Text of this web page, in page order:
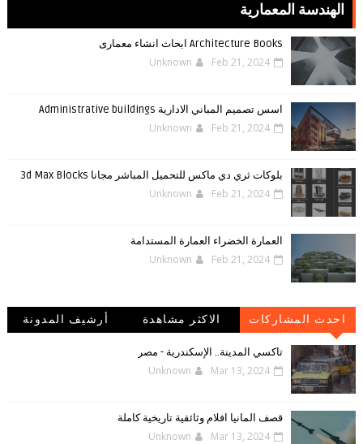
الهندسة المعمارية
Architecture Books ابحاث انشاء معمارى
Unknown Feb 21, 2024
اسس تصميم المباني الادارية Administrative buildings
Unknown Feb 21, 2024
بلوكات ثري دي ماكس للتحميل المباشر مجانا 3d Max Blocks
Unknown Feb 21, 2024
العمارة الخضراء العمارة المستدامة
Unknown Feb 21, 2024
احدث المشاركات الاكثر مشاهدة
أرشيف المدونة
تاكسي المدينة.. الإسكندرية - مصر
Unknown Mar 13, 2024
قصف المانيا افلام وثائقية تاريخية كاملة
Unknown Mar 13, 2024